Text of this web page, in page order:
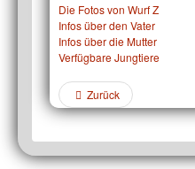
Die Fotos von Wurf Z
Infos über den Vater
Infos über die Mutter
Verfügbare Jungtiere
Zurück